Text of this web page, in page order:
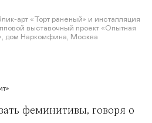
арт «Торт раненый» и инсталляция
выставочный проект «Опытная
дом Наркомфина, Москва
феминитивы, говоря о